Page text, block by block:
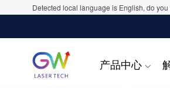
Detected local language is English, do you
产品中心